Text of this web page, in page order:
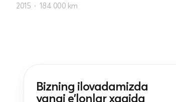
2015 184 000 km
Bizning ilovadamizda
yangi e'lonlar xaqida